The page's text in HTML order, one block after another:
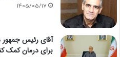
1405/05/17
آقای رئیس جمهور
برای درمان کمک